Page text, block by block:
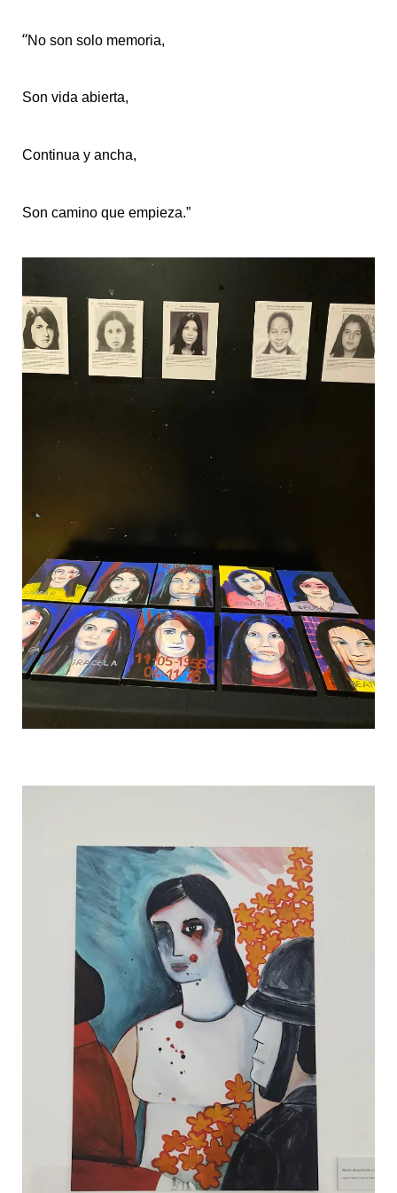
“No son solo memoria,
Son vida abierta,
Continua y ancha,
Son camino que empieza.”